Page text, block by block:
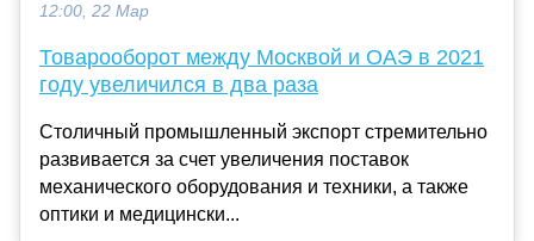
12:00, 22 Мар
Товарооборот между Москвой и ОАЭ в 2021
году увеличился в два раза
Столичный промышленный экспорт стремительно
развивается за счет увеличения поставок
механического оборудования и техники, а также
оптики и медицински...